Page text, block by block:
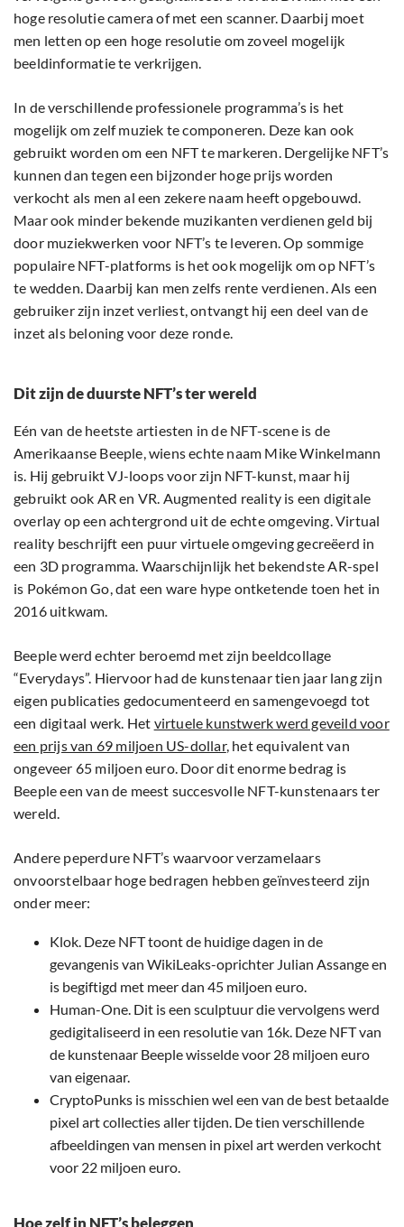
hoge resolutie camera of met een scanner. Daarbij moet
men letten op een hoge resolutie om zoveel mogelijk
beeldinformatie te verkrijgen.
In de verschillende professionele programma’s is het
mogelijk om zelf muziek te componeren. Deze kan ook
gebruikt worden om een NFT te markeren. Dergelijke NFT’s
kunnen dan tegen een bijzonder hoge prijs worden
verkocht als men al een zekere naam heeft opgebouwd.
Maar ook minder bekende muzikanten verdienen geld bij
door muziekwerken voor NFT’s te leveren. Op sommige
populaire NFT-platforms is het ook mogelijk om op NFT’s
te wedden. Daarbij kan men zelfs rente verdienen. Als een
gebruiker zijn inzet verliest, ontvangt hij een deel van de
inzet als beloning voor deze ronde.
Dit zijn de duurste NFT’s ter wereld
Eén van de heetste artiesten in de NFT-scene is de
Amerikaanse Beeple, wiens echte naam Mike Winkelmann
is. Hij gebruikt VJ-loops voor zijn NFT-kunst, maar hij
gebruikt ook AR en VR. Augmented reality is een digitale
overlay op een achtergrond uit de echte omgeving. Virtual
reality beschrijft een puur virtuele omgeving gecreëerd in
een 3D programma. Waarschijnlijk het bekendste AR-spel
is Pokémon Go, dat een ware hype ontketende toen het in
2016 uitkwam.
Beeple werd echter beroemd met zijn beeldcollage
“Everydays”. Hiervoor had de kunstenaar tien jaar lang zijn
eigen publicaties gedocumenteerd en samengevoegd tot
een digitaal werk. Het virtuele kunstwerk werd geveild voor
een prijs van 69 miljoen US-dollar, het equivalent van
ongeveer 65 miljoen euro. Door dit enorme bedrag is
Beeple een van de meest succesvolle NFT-kunstenaars ter
wereld.
Andere peperdure NFT’s waarvoor verzamelaars
onvoorstelbaar hoge bedragen hebben geïnvesteerd zijn
onder meer:
Klok. Deze NFT toont de huidige dagen in de
gevangenis van WikiLeaks-oprichter Julian Assange en
is begiftigd met meer dan 45 miljoen euro.
Human-One. Dit is een sculptuur die vervolgens werd
gedigitaliseerd in een resolutie van 16k. Deze NFT van
de kunstenaar Beeple wisselde voor 28 miljoen euro
van eigenaar.
CryptoPunks is misschien wel een van de best betaalde
pixel art collecties aller tijden. De tien verschillende
afbeeldingen van mensen in pixel art werden verkocht
voor 22 miljoen euro.
Hoe zelf in NFT’s beleggen